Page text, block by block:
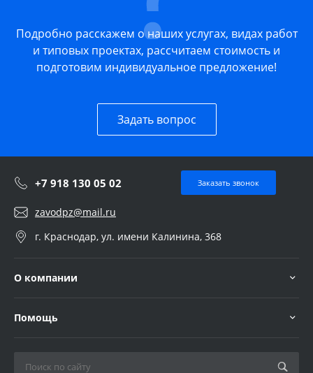
Подробно расскажем о наших услугах, видах работ
и типовых проектах, рассчитаем стоимость и
подготовим индивидуальное предложение!
Задать вопрос
+7 918 130 05 02 Заказать звонок
zavodpz@mail.ru
г. Краснодар, ул. имени Калинина, 368
О компании
Помощь